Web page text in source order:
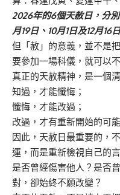
2026年的6個天赦日，分
月19日、10月1日及12月16
但「赦」的意義，並不是
要參加一場科儀，就可以
真正的天赦精神，是一個
知過，才能懺悔；
懺悔，才能改過；
改過，才有重新開始的可能
因此，天赦日最重要的，
運，而是重新檢視自己的
是否曾經傷害他人？是否
對，卻始終不願改變？